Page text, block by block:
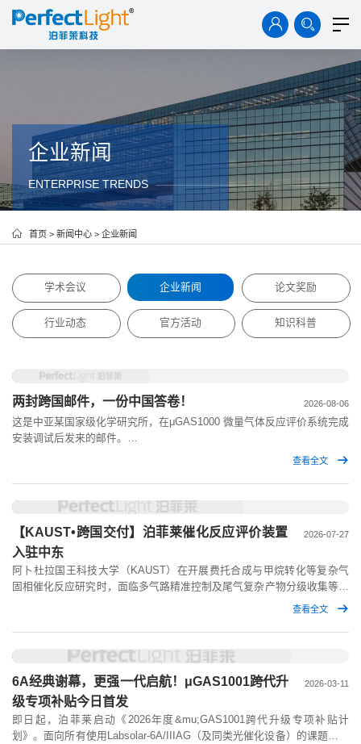
解决方案 技术资料 案例中心
新闻中心 关于我们
企业新闻
ENTERPRISE TRENDS
首页 > 新闻中心 > 企业新闻
学术会议 企业新闻 论文奖励
行业动态 官方活动 知识科普
两封跨国邮件，一份中国答卷！ 2026-08-06
这是中亚某国家级化学研究所，在μGAS1000 微量气体反应评价系统完成
安装调试后发来的邮件。
程师的现场表现写下了感谢：“我们非常感谢他们提供的技术支持、耐心
以及为保障设备顺利安装所付出的专业精神。我们对本次合作非常满意，
并希望未来能与贵公司继续保持合作。”
查看全文
【KAUST•跨国交付】泊菲莱催化反应评价装置
入驻中东
2026-07-27
阿卜杜拉国王科技大学（KAUST）在开展费托合成与甲烷转化等复杂气
固相催化反应研究时，面临多气路精准控制及尾气复杂产物分级收集等多
重挑战。泊菲莱科技推出的PLR-RVTF-TO 催化反应评价装置成功攻克了
查看全文
6A经典谢幕，更强一代启航！μGAS1001跨代升
级专项补贴今日首发
2026-03-11
即日起，泊菲莱启动《2026年度&mu;GAS1001跨代升级专项补贴计
划》。面向所有使用Labsolar-6A/IIIAG（及同类光催化设备）的课题组，